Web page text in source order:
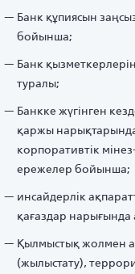
Банк құпиясын
бойынша;
Банк
туралы;
Банкке жүгінген
қаржы
корпоративтік
ережелер бойынша;
инсайдерлік
қағаздар
Қылмыстық жолмен
(жылыстату),